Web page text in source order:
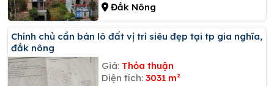
Đắk Nông
Chính chủ cần bán lô đất vị trí siêu đẹp tại tp gia nghĩa,
đắk nông
Giá: Thỏa thuận
Diện tích: 3031 m²